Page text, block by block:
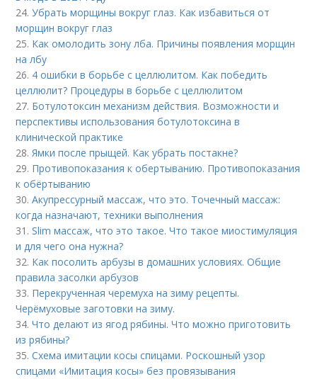
24.Убрать морщины вокруг глаз. Как избавиться от
морщин вокруг глаз
25. Как омолодить зону лба. Причины появления морщин
на лбу
26. 4 ошибки в борьбе с целлюлитом. Как победить
целлюлит? Процедуры в борьбе с целлюлитом
27. Ботулотоксин механизм действия. Возможности и
перспективы использования ботулотоксина в
клинической практике
28.Ямки после прыщей. Как убрать постакне?
29. Противопоказания к обертыванию. Противопоказания
к обёртыванию
30.Акупрессурный массаж, что это. Точечный массаж:
когда назначают, техники выполнения
31.Slim массаж, что это такое. Что такое миостимуляция
и для чего она нужна?
32. Как посолить арбузы в домашних условиях. Общие
правила засолки арбузов
33. Перекрученная черемуха на зиму рецепты.
Черёмуховые заготовки на зиму.
34.Что делают из ягод рябины. Что можно приготовить
из рябины?
35.Схема имитации косы спицами. Роскошный узор
спицами «Имитация косы» без провязывания